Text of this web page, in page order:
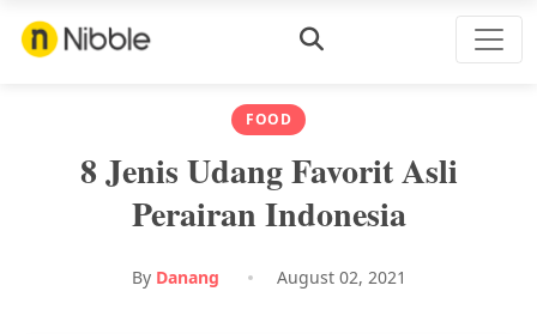
FOOD
8 Jenis Udang Favorit Asli
Perairan Indonesia
By Danang August 02, 2021